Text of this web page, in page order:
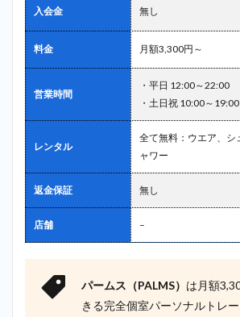
入会金 無し
料金 月額3,300円～
営業時間
・平日 12:00～22:00
・土日祝 10:00～19:00
レンタル
全て無料：ウエア、シ
ャワー
返金保証 無し
店舗 –
パームス（PALMS） は月額
きる完全個室パーソナルトレ